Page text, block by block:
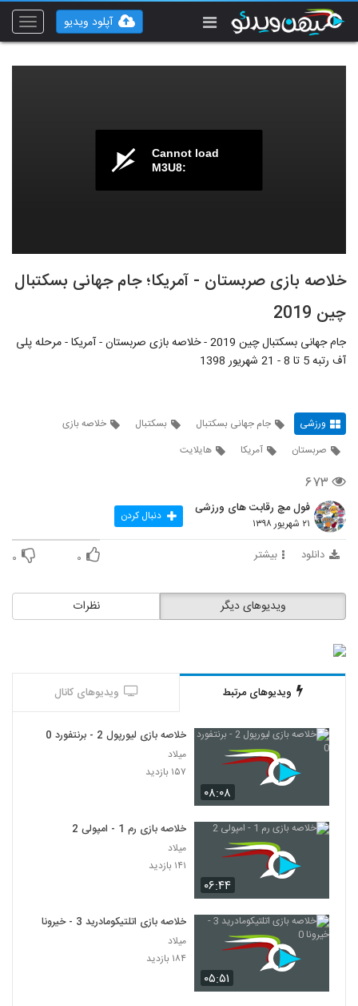
Toggle
آپلود ویدیو
Cannot load
M3U8:
خلاصه بازی صربستان - آمریکا؛ جام جهانی بسکتبال
چین 2019
جام جهانی بسکتبال چین 2019 - خلاصه بازی صربستان - آمریکا - مرحله پلی
آف رتبه 5 تا 8 - 21 شهریور 1398
ورزشی جام جهانی بسکتبال بسکتبال
خلاصه بازی
صربستان
آمریکا هایلایت
۶۷۳
فول مچ رقابت های ورزشی
۲۱ شهریور ۱۳۹۸ دنبال کردن
دانلود بیشتر ۰ ۰
نظرات ویدیوهای دیگر
ویدیوهای مرتبط ویدیوهای کانال
۰۸:۰۸
خلاصه بازی لیورپول 2 - برنتفورد 0
میلاد
۱۵۷ بازدید
۰۶:۴۴
خلاصه بازی رم 1 - امپولی 2
میلاد
۱۴۱ بازدید
۰۵:۵۱
خلاصه بازی اتلتیکومادرید 3 - خیرونا 0
میلاد
۱۸۴ بازدید